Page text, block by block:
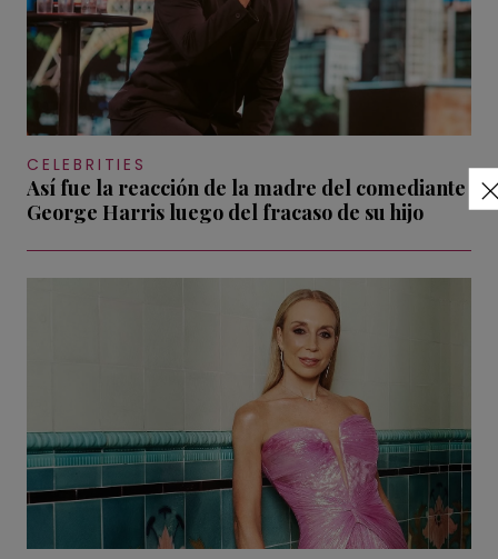
CELEBRITIES
Así fue la reacción de la madre del comediante
George Harris luego del fracaso de su hijo